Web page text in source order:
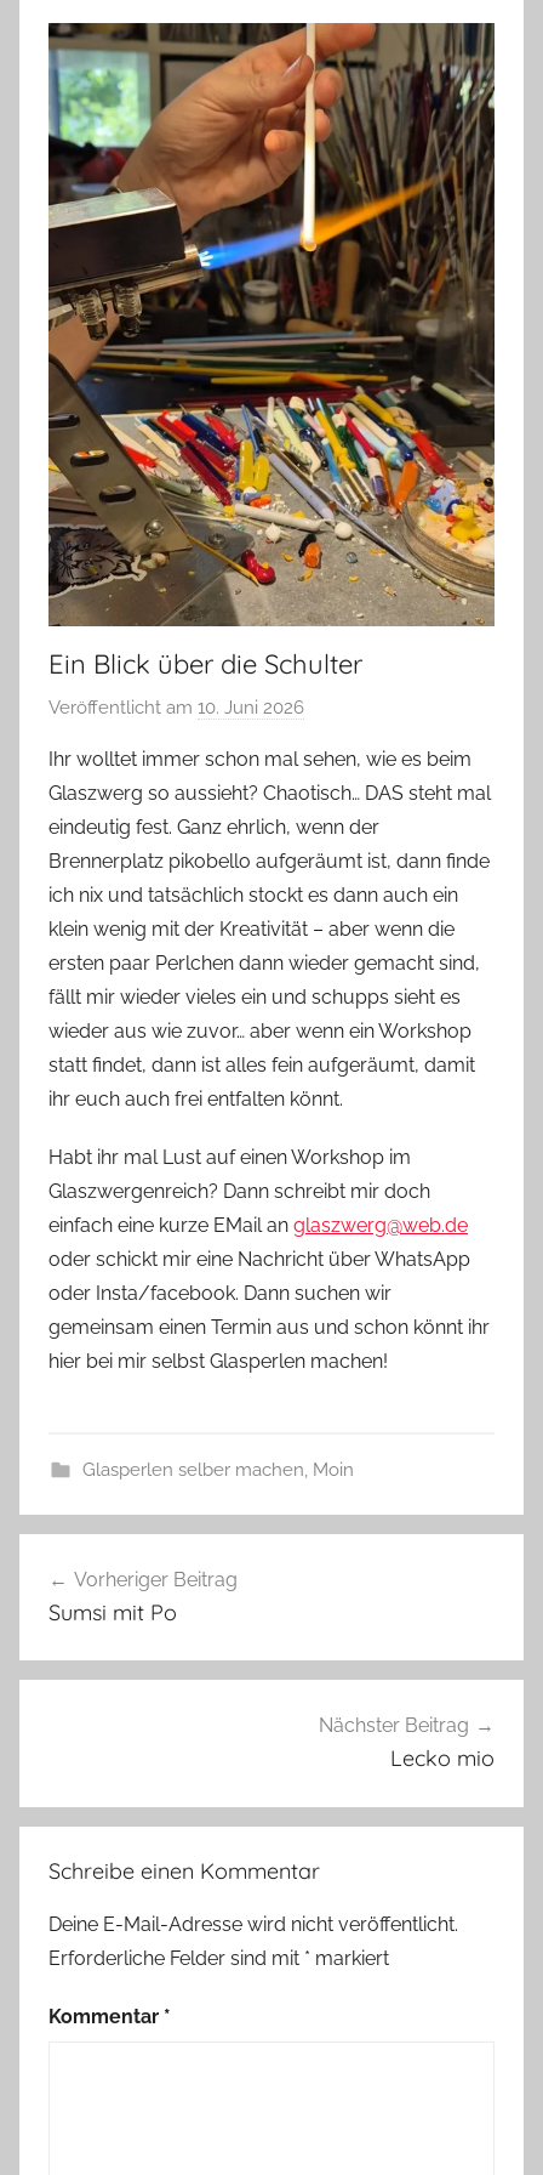
Ein Blick über die Schulter
Veröffentlicht am 10. Juni 2026
n
G
l
a
s
z
w
e
r
Ihr wolltet immer schon mal sehen, wie es beim
Glaszwerg so aussieht? Chaotisch… DAS steht mal
eindeutig fest. Ganz ehrlich, wenn der
Brennerplatz pikobello aufgeräumt ist, dann finde
ich nix und tatsächlich stockt es dann auch ein
klein wenig mit der Kreativität – aber wenn die
ersten paar Perlchen dann wieder gemacht sind,
fällt mir wieder vieles ein und schupps sieht es
wieder aus wie zuvor… aber wenn ein Workshop
statt findet, dann ist alles fein aufgeräumt, damit
ihr euch auch frei entfalten könnt.
Habt ihr mal Lust auf einen Workshop im
Glaszwergenreich? Dann schreibt mir doch
einfach eine kurze EMail an glaszwerg@web.de
oder schickt mir eine Nachricht über WhatsApp
oder Insta/facebook. Dann suchen wir
gemeinsam einen Termin aus und schon könnt ihr
hier bei mir selbst Glasperlen machen!
Glasperlen selber machen, Moin
G
s
p
e
l
r
Vorheriger Beitrag
Sumsi mit Po
Nächster Beitrag
Lecko mio
Schreibe einen Kommentar
Deine E-Mail-Adresse wird nicht veröffentlicht.
Erforderliche Felder sind mit * markiert
Kommentar *